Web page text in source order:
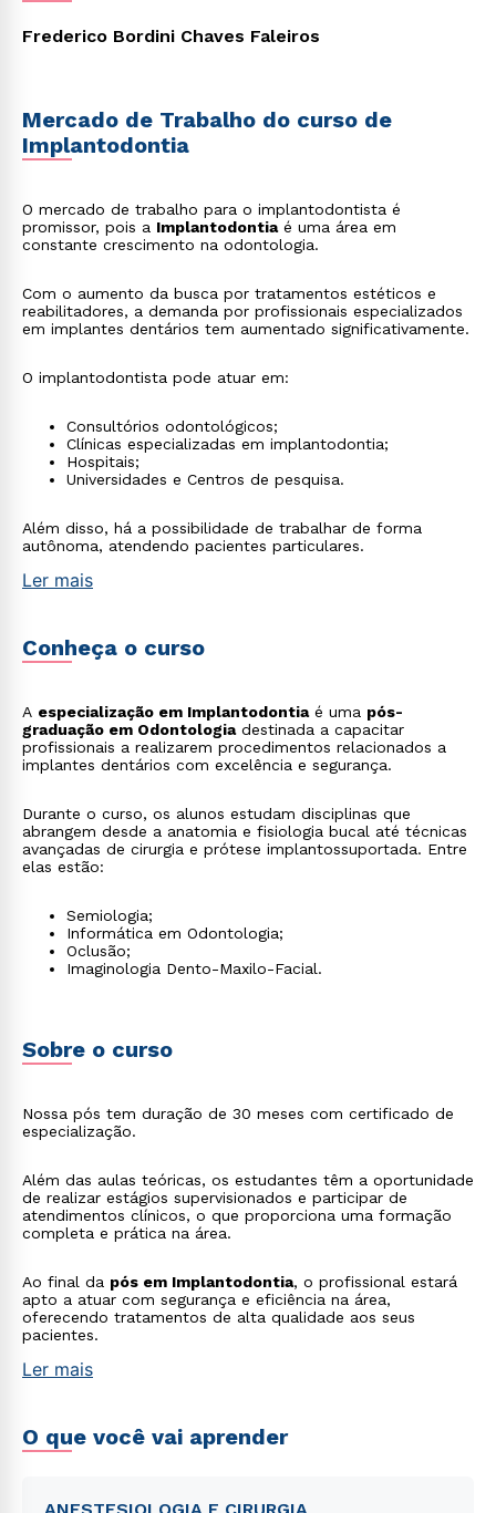
Frederico Bordini Chaves Faleiros
Mercado de Trabalho do curso de
Implantodontia
O mercado de trabalho para o implantodontista é
promissor, pois a Implantodontiaé uma área em
constante crescimento na odontologia.
Com o aumento da busca por tratamentos estéticos e
reabilitadores, a demanda por profissionais especializados
em implantes dentários tem aumentado significativamente.
O implantodontista pode atuar em:
Consultórios odontológicos;
Clínicas especializadas em implantodontia;
Hospitais;
Universidades e Centros de pesquisa.
Além disso, há a possibilidade de trabalhar de forma
autônoma, atendendo pacientes particulares.
Ler mais
Conheça o curso
A especialização em Implantodontiaé uma pós-
graduação em Odontologiadestinada a capacitar
profissionais a realizarem procedimentos relacionados a
implantes dentários com excelência e segurança.
Durante o curso, os alunos estudam disciplinas que
abrangem desde a anatomia e fisiologia bucal até técnicas
avançadas de cirurgia e prótese implantossuportada. Entre
elas estão:
Semiologia;
Informática em Odontologia;
Oclusão;
Imaginologia Dento-Maxilo-Facial.
Sobre o curso
Nossa pós tem duração de 30 meses com certificado de
especialização.
Além das aulas teóricas, os estudantes têm a oportunidade
de realizar estágios supervisionados e participar de
atendimentos clínicos, o que proporciona uma formação
completa e prática na área.
Ao final da pós em Implantodontia, o profissional estará
apto a atuar com segurança e eficiência na área,
oferecendo tratamentos de alta qualidade aos seus
pacientes.
Ler mais
O que você vai aprender